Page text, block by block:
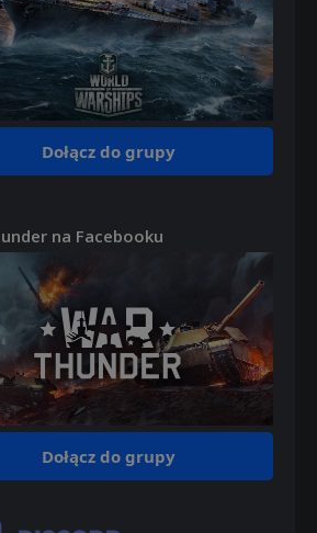
Dołącz do grupy
na Facebooku
Dołącz do grupy